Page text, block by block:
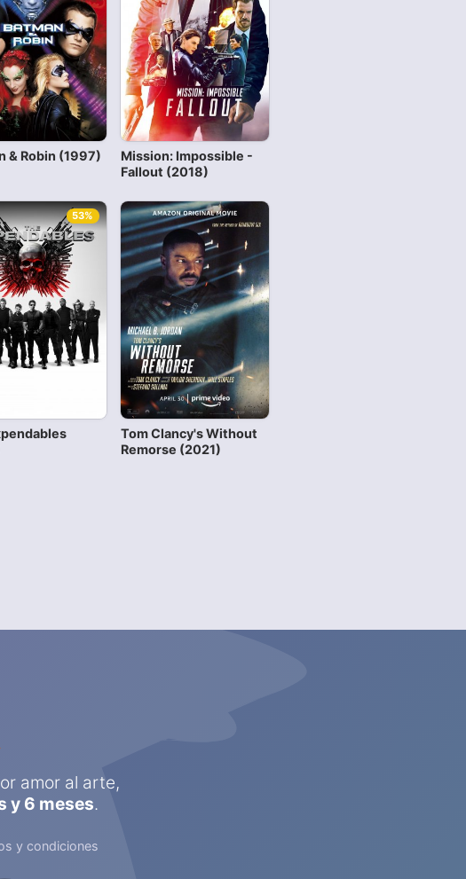
& Robin (1997)
Mission: Impossible -
Fallout (2018)
53%
Tom Clancy's Without
Remorse (2021)
amor al arte,
y 6 meses.
y condiciones